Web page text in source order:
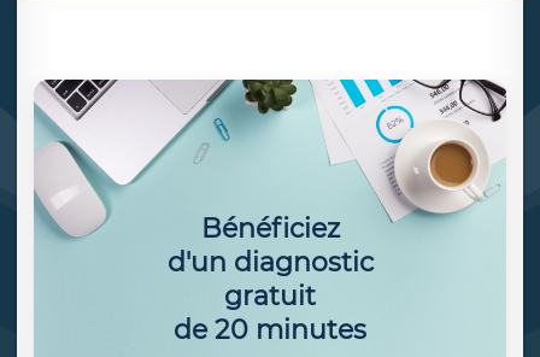
Bénéficiez
d'un diagnostic
gratuit
de 20 minutes